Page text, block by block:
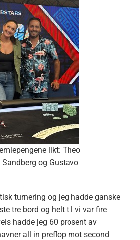
likt: Theo
og Gustavo
turnering og jeg hadde ganske
tre bord og helt til vi var fire
hadde jeg 60 prosent av
all in preflop mot second